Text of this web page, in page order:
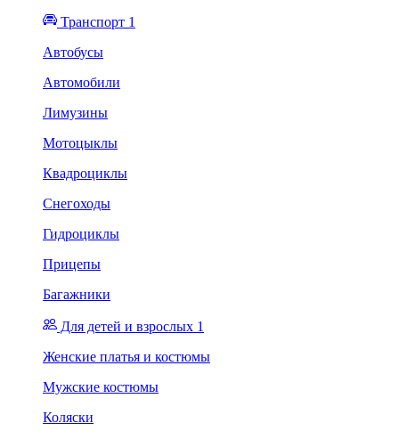
Транспорт 1
Автобусы
Автомобили
Лимузины
Мотоцыклы
Квадроциклы
Снегоходы
Гидроциклы
Прицепы
Багажники
Для детей и взрослых 1
Женские платья и костюмы
Мужские костюмы
Коляски